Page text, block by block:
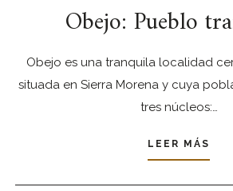
Obejo: Pueblo
Obejo es una tranquila localidad
situada en Sierra Morena y cuya
tres núcleos:…
LEER MÁS